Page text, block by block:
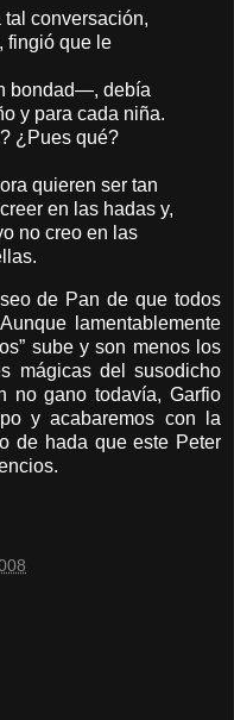
conversación,
fingió que le
bondad—, debía
y para cada niña.
¿Pues qué?
quieren ser tan
en las hadas y,
no creo en las
de Pan de que todos
lamentablemente
sube y son menos los
mágicas del susodicho
no gano todavía, Garfio
y acabaremos con la
de hada que este Peter